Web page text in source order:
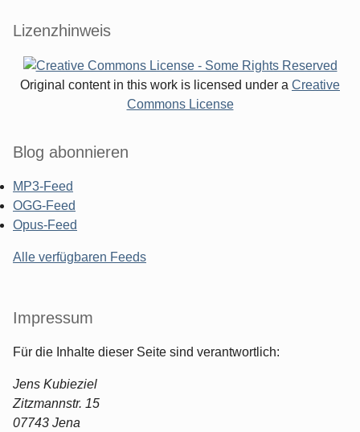
Lizenzhinweis
Original content in this work is licensed under a Creative
Commons License
Blog abonnieren
MP3-Feed
OGG-Feed
Opus-Feed
Alle verfügbaren Feeds
Impressum
Für die Inhalte dieser Seite sind verantwortlich:
Jens Kubieziel
Zitzmannstr. 15
07743 Jena